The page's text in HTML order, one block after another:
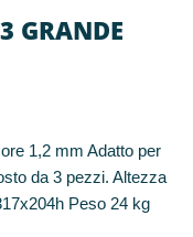
GRANDE
1,2 mm Adatto per
da 3 pezzi. Altezza
Peso 24 kg